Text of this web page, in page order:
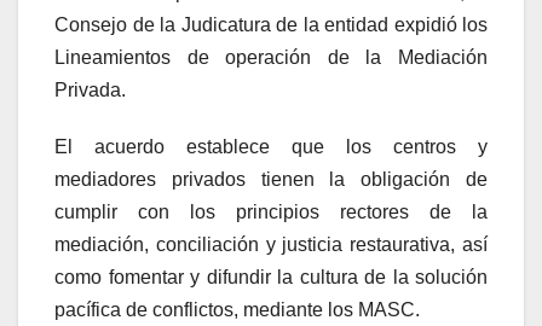
Consejo de la Judicatura de la entidad expidió los
Lineamientos de operación de la Mediación
Privada.
El acuerdo establece que los centros y
mediadores privados tienen la obligación de
cumplir con los principios rectores de la
mediación, conciliación y justicia restaurativa, así
como fomentar y difundir la cultura de la solución
pacífica de conflictos, mediante los MASC.